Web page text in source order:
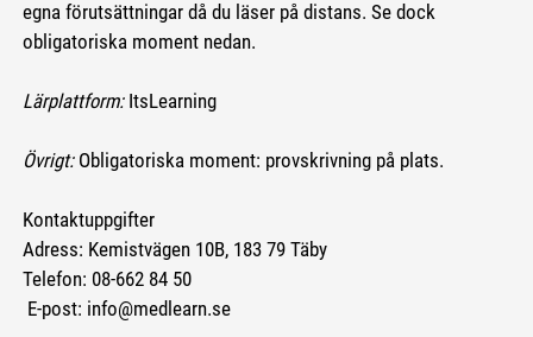
egna förutsättningar då du läser på distans. Se dock
obligatoriska moment nedan.
Lärplattform:ItsLearning
Övrigt:Obligatoriska moment: provskrivning på plats.
Kontaktuppgifter
Adress: Kemistvägen 10B, 183 79 Täby
Telefon: 08-662 84 50
E-post: info@medlearn.se